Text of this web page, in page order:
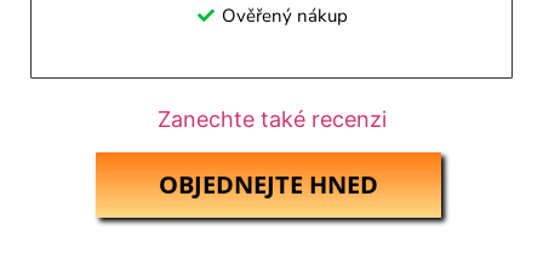
Ověřený nákup
Zanechte také recenzi
OBJEDNEJTE HNED